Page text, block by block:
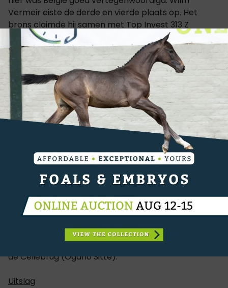
Vermeir eiste de derde en vierde plaats op. Het
brons claimde hij samen met Top Invest 313 Z
(Thunder van de Zuuthoeve). Met d'Amour JMG Z
(Dieu-Merci van T&L) eindigde hij net naast het
podium. Ook plaats 5 was voor een Belg, namelijk
voor Vicky van Donck. Zij vertrouwde op Jolika du
Bois de Goesnes (Bazooka de Hus).
De winst was weggelegd voor Britt Schuttelaar. In
het zadel van Calindra 2 (Cornet Obolensky) snelde
ze naar de overwinning. Plaats 2 was voor John
Steeghs met Gomez (Eldorado van de Zeshoek).
Dankzij deze 2 ruiters gingen zowel goud als zilver
naar Nederland.
De CSI1* 1.30m rubriek werd gewonnen door Leon
Thijssen. In het zadel van Chablis (Casago II) snelde
Filippa Enmark met Naomi JJ (Highway TN). Meshari
Alharbi eindigde op de derde plaats met Odelie van
de Celiebrug (Ogano Sitte).
Uitslag